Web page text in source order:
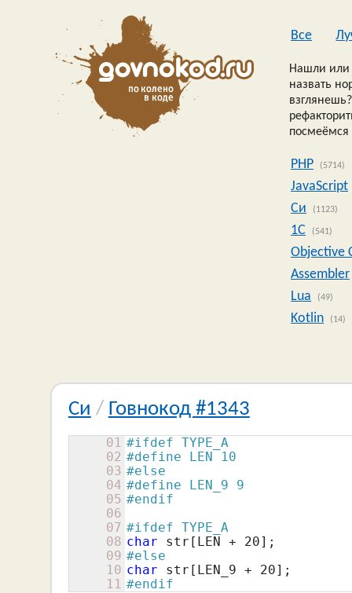
Все
Нашли или
назвать
посмеёмся
PHP (5714)
JavaScript
Си
(1123)
1C (541)
Objective
Assembler
Lua
(49)
Kotlin (14)
Си / Говнокод #1343
01
02
03
04
05
06
07
08
09
10
11
#ifdef TYPE_A
#define LEN 10
#else
#define LEN_9 9
#endif
#ifdef TYPE_A
char str[LEN + 20
#else
char str[LEN_9 + 20
#endif